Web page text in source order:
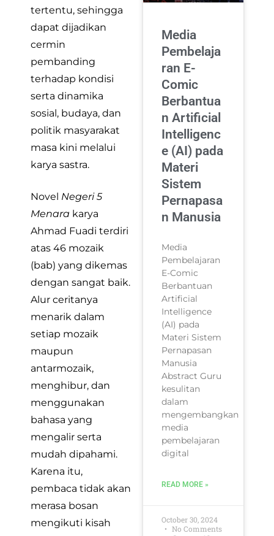
tertentu, sehingga
dapat dijadikan
cermin
pembanding
terhadap kondisi
serta dinamika
sosial, budaya, dan
politik masyarakat
masa kini melalui
karya sastra.
Novel Negeri 5
Menara karya
Ahmad Fuadi terdiri
atas 46 mozaik
(bab) yang dikemas
dengan sangat baik.
Alur ceritanya
menarik dalam
setiap mozaik
maupun
antarmozaik,
menghibur, dan
menggunakan
bahasa yang
mengalir serta
mudah dipahami.
Karena itu,
pembaca tidak akan
merasa bosan
mengikuti kisah
Media
Pembelaja
ran E-
Comic
Berbantua
n Artificial
Intelligenc
e (AI) pada
Materi
Sistem
Pernapasa
n Manusia
Media
Pembelajaran
E-Comic
Berbantuan
Artificial
Intelligence
(AI) pada
Materi Sistem
Pernapasan
Manusia
Abstract Guru
kesulitan
dalam
mengembangkan
media
pembelajaran
digital
READ MORE »
October 30, 2024
No Comments